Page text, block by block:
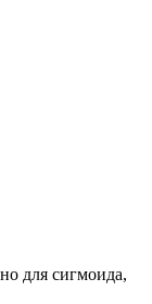
для сигмоида,